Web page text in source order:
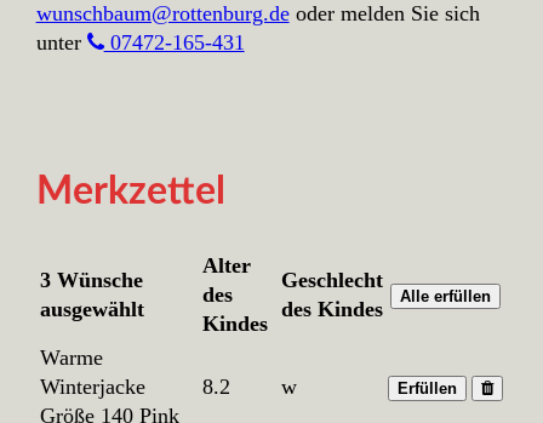
wunschbaum@rottenburg.deoder melden Sie sich
unter
07472-165-431
Merkzettel
3 Wünsche
ausgewählt
Alter
des
Kindes
Geschlecht
des Kindes
Alle erfüllen
Warme
Winterjacke
Größe 140 Pink
8.2 w Erfüllen